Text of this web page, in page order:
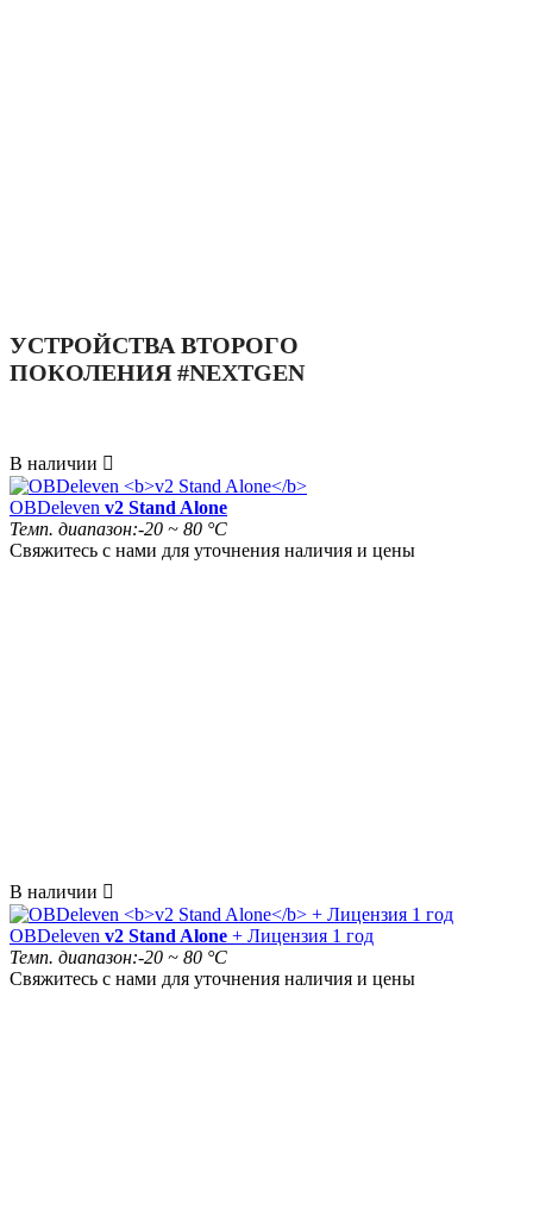
УСТРОЙСТВА ВТОРОГО
ПОКОЛЕНИЯ #NEXTGEN
В наличии 
OBDeleven v2 Stand Alone
Темп. диапазон:-20 ~ 80 °C
Свяжитесь с нами для уточнения наличия и цены
В наличии 
OBDeleven v2 Stand Alone + Лицензия 1 год
Темп. диапазон:-20 ~ 80 °C
Свяжитесь с нами для уточнения наличия и цены